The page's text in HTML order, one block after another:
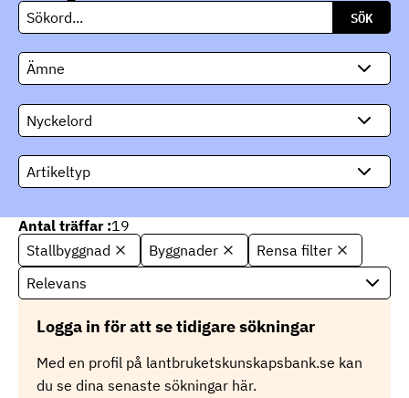
S
ö
Ämne
Nyckelord
Artikeltyp
Antal träffar :19
Stallbyggnad
Byggnader
Rensa filter
S
Logga in för att se tidigare sökningar
Med en profil på lantbruketskunskapsbank.se kan
du se dina senaste sökningar här.